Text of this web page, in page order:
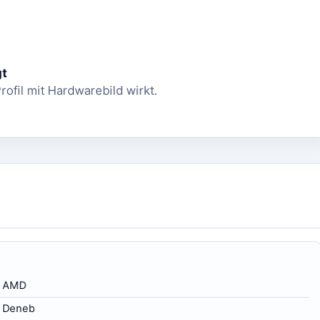
mit Hardwarebild wirkt.
AMD
Deneb